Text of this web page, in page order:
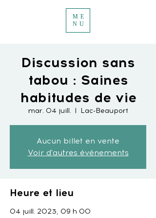
ME
NU
Discussion sans
tabou : Saines
habitudes de vie
mar. 04 juill.
  |
Lac-Beauport
Aucun billet en vente
Voir d'autres événements
Heure et lieu
04 juill. 2023, 09 h 00